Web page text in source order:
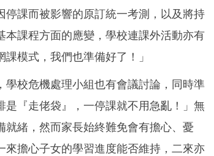
課而被影響的原訂統一考測，以及將持
課程方面的應變，學校連課外活動亦有
模式，我們也準備好了！」
校危機處理小組也有會議討論，同時準
『走佬袋』，一停課就不用急亂！」無
緒，然而家長始終難免會有擔心、憂
擔心子女的學習進度能否維持，二來亦